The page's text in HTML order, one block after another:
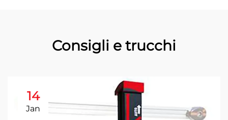
Consigli e trucchi
14
Jan